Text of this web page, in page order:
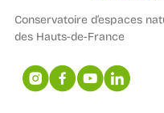
Conservatoire d’espaces
des Hauts-de-France